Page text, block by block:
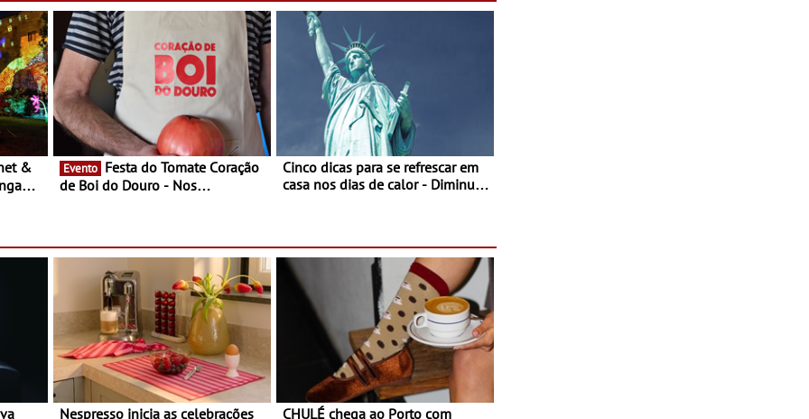
Evento
de Boi do Douro - Nos
Cinco dicas para se refrescar em
casa nos dias de calor - Diminuir
Nespresso inicia as celebrações CHULÉ chega ao Porto com